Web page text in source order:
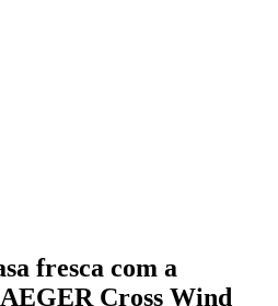
fresca com a
Cross Wind